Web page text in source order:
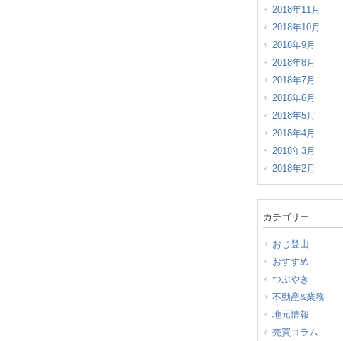
2018年11月
2018年10月
2018年9月
2018年8月
2018年7月
2018年6月
2018年5月
2018年4月
2018年3月
2018年2月
カテゴリー
おじ登山
おすすめ
つぶやき
不動産&業務
地元情報
売買コラム